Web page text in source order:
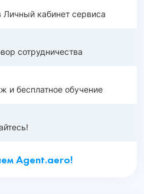
Личный кабинет сервиса
сотрудничества
и бесплатное обучение
Agent.aero!